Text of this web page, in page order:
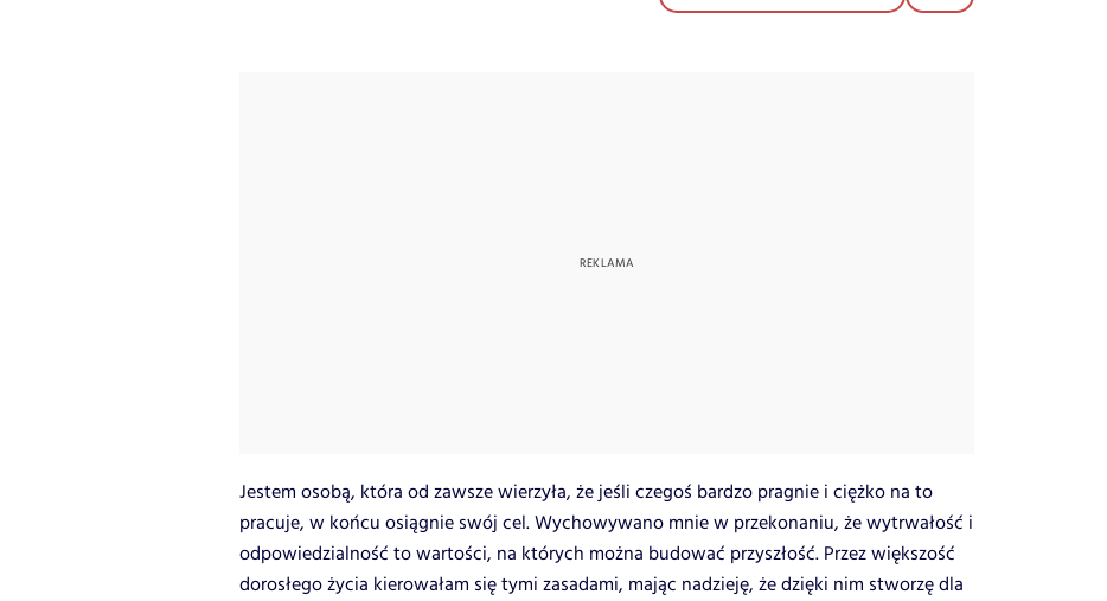
Jestem osobą, która od zawsze wierzyła, że jeśli czegoś bardzo pragnie i ciężko na to
pracuje, w końcu osiągnie swój cel. Wychowywano mnie w przekonaniu, że wytrwałość i
odpowiedzialność to wartości, na których można budować przyszłość. Przez większość
dorosłego życia kierowałam się tymi zasadami, mając nadzieję, że dzięki nim stworzę dla